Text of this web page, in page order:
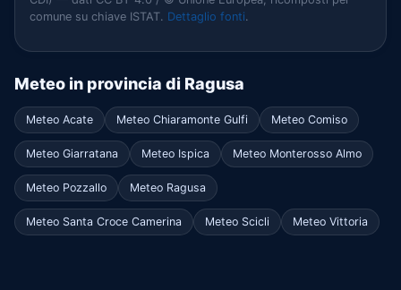
comune su chiave ISTAT. Dettaglio fonti.
Meteo in provincia di Ragusa
Meteo Acate Meteo Chiaramonte Gulfi Meteo Comiso
Meteo Giarratana Meteo Ispica Meteo Monterosso Almo
Meteo Pozzallo Meteo Ragusa
Meteo Santa Croce Camerina Meteo Scicli Meteo Vittoria